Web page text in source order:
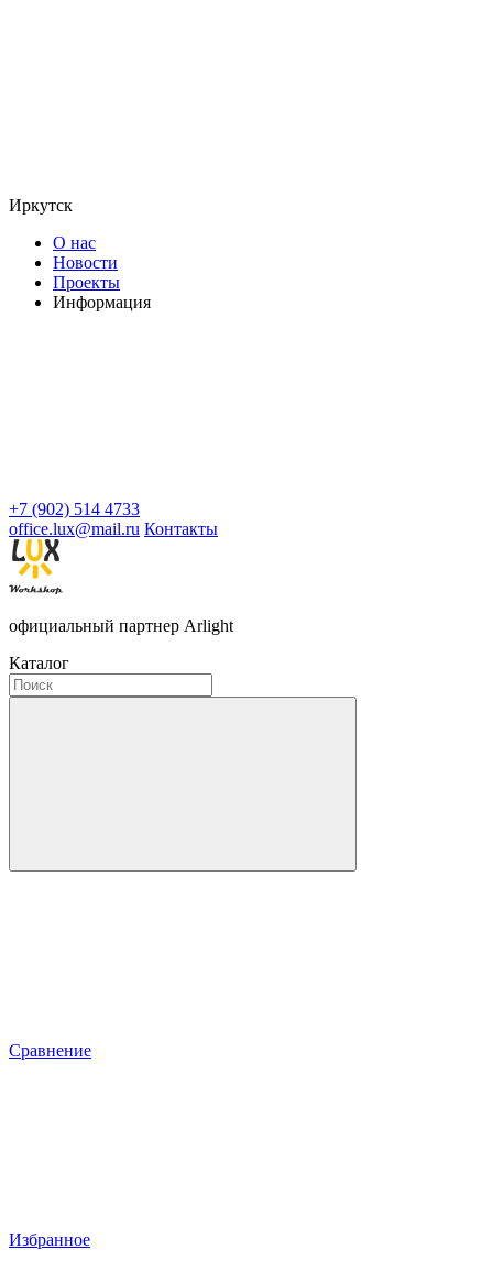
Иркутск
О нас
Новости
Проекты
Информация
+7 (902) 514 4733
office.lux@mail.ru Контакты
официальный партнер Arlight
Каталог
Сравнение
Избранное